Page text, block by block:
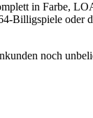
in Farbe,
Billigspiele oder
noch